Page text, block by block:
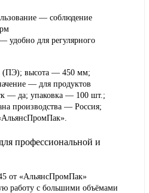
— соблюдение
удобно для регулярного
(ПЭ); высота — 450 мм;
— для продуктов
— да; упаковка — 100 шт.;
производства — Россия;
профессиональной и
от «АльянсПромПак»
работу с большими объёмами